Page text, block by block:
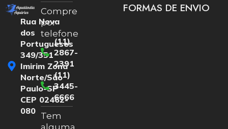
Rua Nova
dos
Portugueses
349/351
Imirim Zona
Norte/São
Paulo-SP
CEP 02462-
080
Compre
por
telefone
(11)
2867-
2391
(11)
3445-
6666
Tem
alguma
FORMAS DE ENVIO